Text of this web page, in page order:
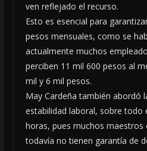
ven reflejado el recurso.
Esto es esencial para
pesos mensuales, como se
actualmente muchos
perciben 11 mil 600 pesos al
mil y 6 mil pesos.
May Cardeña también abordó
estabilidad laboral, sobre todo
horas, pues muchos maestros
todavía no tienen garantía de